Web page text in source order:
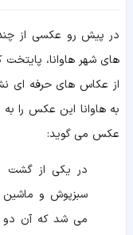
در پیش رو عکسی از چند
های شهر هاوانا، پایتخت
از عکاس های حرفه ای
به هاوانا این عکس را
عکس می گوید:
در یکی از گشت و
سبزپوش و ماشین
می شد که آن دو